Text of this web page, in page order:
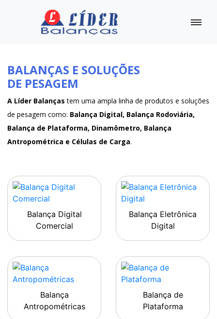
BALANÇAS E SOLUÇÕES
DE PESAGEM
A Líder Balanças tem uma ampla linha de produtos e soluções
de pesagem como: Balança Digital, Balança Rodoviária,
Balança de Plataforma, Dinamômetro, Balança
Antropométrica e Células de Carga.
Balança Digital
Comercial
Balança Eletrônica
Digital
Balança
Antropométricas
Balança de
Plataforma